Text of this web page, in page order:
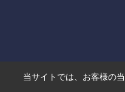
当サイトでは、お客様の